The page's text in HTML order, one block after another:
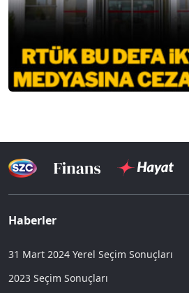
Haberler
31 Mart 2024 Yerel Seçim Sonuçları
2023 Seçim Sonuçları